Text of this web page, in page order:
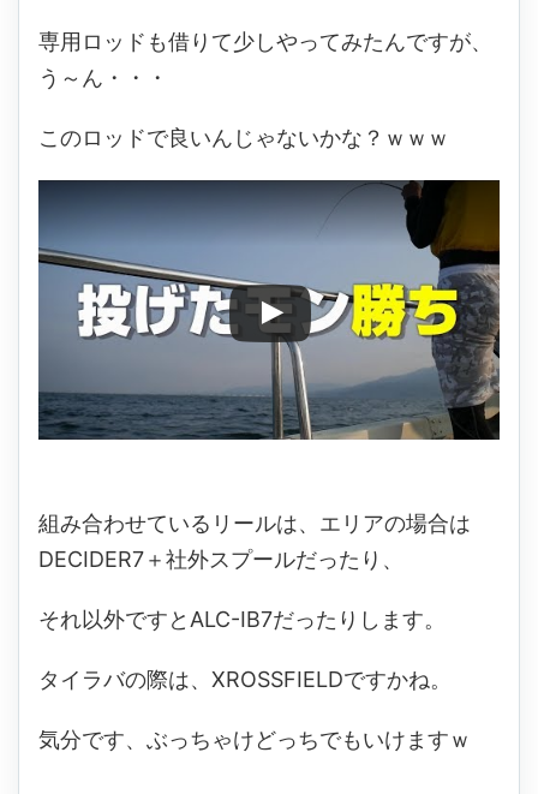
専用ロッドも借りて少しやってみたんですが、
う～ん・・・
このロッドで良いんじゃないかな？ｗｗｗ
組み合わせているリールは、エリアの場合は
DECIDER7＋社外スプールだったり、
それ以外ですとALC-IB7だったりします。
タイラバの際は、XROSSFIELDですかね。
気分です、ぶっちゃけどっちでもいけますｗ